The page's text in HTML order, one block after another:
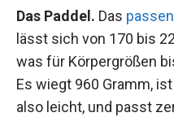
Das Paddel. Das
lässt sich von 170 bis
was für Körpergrößen
Es wiegt 960 Gramm,
also leicht, und passt